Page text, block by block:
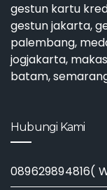
gestun kartu
gestun jakarta,
palembang,
jogjakarta,
batam,
Hubungi Kami
089629894816(